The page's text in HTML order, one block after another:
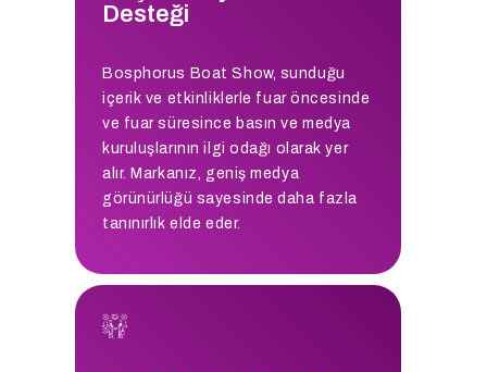
Desteği
Bosphorus Boat Show, sunduğu
içerik ve etkinliklerle fuar öncesinde
ve fuar süresince basın ve medya
kuruluşlarının ilgi odağı olarak yer
alır. Markanız, geniş medya
görünürlüğü sayesinde daha fazla
tanınırlık elde eder.